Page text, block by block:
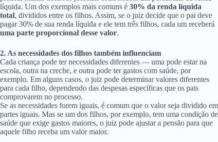
líquida. Um dos exemplos mais comuns é 30% da renda líquida
total, divididos entre os filhos. Assim, se o juiz decide que o pai deve
pagar 30% de sua renda líquida e ele tem três filhos, cada um receberá
uma parte proporcional desse valor.
2. As necessidades dos filhos também influenciam
Cada criança pode ter necessidades diferentes — uma pode estar na
escola, outra na creche, e outra pode ter gastos com saúde, por
exemplo. Em alguns casos, o juiz pode determinar valores diferentes
para cada filho, dependendo das despesas específicas que os pais
comprovarem no processo.
Se as necessidades forem iguais, é comum que o valor seja dividido em
partes iguais. Mas se um dos filhos, por exemplo, tem uma condição de
saúde que exige gastos maiores, o juiz pode ajustar a pensão para que
aquele filho receba um valor maior.